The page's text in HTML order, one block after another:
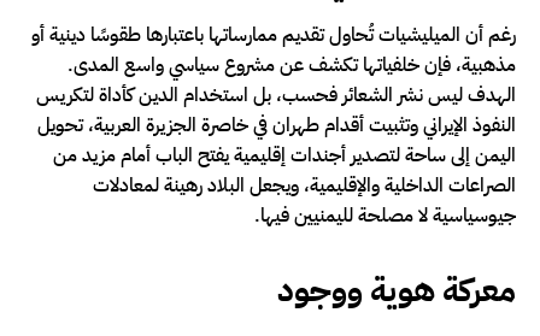
رغم أن الميليشيات تُحاول تقديم ممارساتها باعتبارها طقوسًا دينية أو
مذهبية، فإن خلفياتها تكشف عن مشروع سياسي واسع المدى.
الهدف ليس نشر الشعائر فحسب، بل استخدام الدين كأداة لتكريس
النفوذ الإيراني وتثبيت أقدام طهران في خاصرة الجزيرة العربية، تحويل
اليمن إلى ساحة لتصدير أجندات إقليمية يفتح الباب أمام مزيد من
الصراعات الداخلية والإقليمية، ويجعل البلاد رهينة لمعادلات
جيوسياسية لا مصلحة لليمنيين فيها.
معركة هوية ووجود